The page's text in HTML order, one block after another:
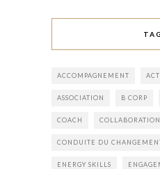
ACCOMPAGNEMENT
ASSOCIATION B CORP
COACH COLLABORATION
CONDUITE DU
ENERGY SKILLS